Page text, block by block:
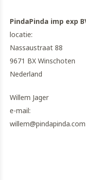
PindaPinda imp exp
locatie:
Nassaustraat 88
9671 BX Winschoten
Nederland
Willem Jager
e-mail:
willem@pindapinda.com